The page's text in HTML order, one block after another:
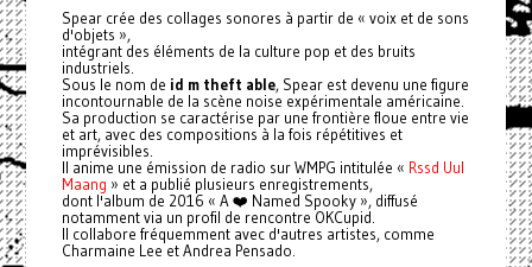
Spear crée des collages sonores à partir de « voix et de sons
d'objets »,
intégrant des éléments de la culture pop et des bruits
industriels.
Sous le nom de id m theft able, Spear est devenu une figure
incontournable de la scène noise expérimentale américaine.
Sa production se caractérise par une frontière floue entre vie
et art, avec des compositions à la fois répétitives et
imprévisibles.
Il anime une émission de radio sur WMPG intitulée « Rssd Uul
Maang » et a publié plusieurs enregistrements,
dont l'album de 2016 « A ❤️ Named Spooky », diffusé
notamment via un profil de rencontre OKCupid.
Il collabore fréquemment avec d'autres artistes, comme
Charmaine Lee et Andrea Pensado.